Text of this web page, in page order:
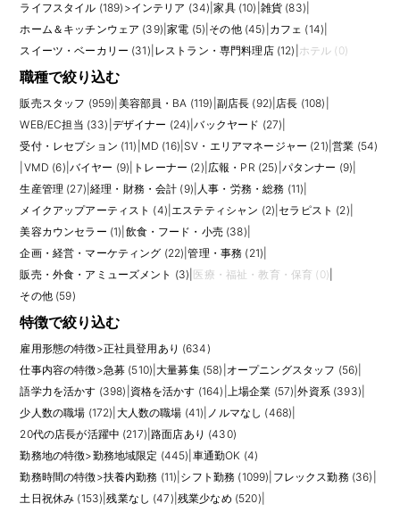
ライフスタイル (189) >インテリア (34) |家具 (10) 雑貨 (83)
ホーム＆キッチンウェア (39) |家電 (5) その他 (45) カフェ (14)
スイーツ・ベーカリー (31) レストラン・専門料理店 (12) ホテル (0)
職種で絞り込む
販売スタッフ (959) 美容部員・BA (119) 副店長 (92) 店長 (108)
WEB/EC担当 (33) デザイナー (24) |バックヤード (27)
受付・レセプション (11) MD (16) SV・エリアマネージャー (21) |営業 (54)
VMD (6) バイヤー (9) トレーナー (2) 広報・PR (25) パタンナー (9)
生産管理 (27) |経理・財務・会計 (9) 人事・労務・総務 (11)
メイクアップアーティスト (4) |エステティシャン (2) |セラピスト (2)
美容カウンセラー (1) 飲食・フード・小売 (38)
企画・経営・マーケティング (22) |管理・事務 (21)
販売・外食・アミューズメント (3) 医療・福祉・教育・保育 (0)
その他 (59)
特徴で絞り込む
雇用形態の特徴>正社員登用あり (634)
仕事内容の特徴>急募 (510) |大量募集 (58) オープニングスタッフ (56)
語学力を活かす (398) 資格を活かす (164) 上場企業 (57) |外資系 (393)
少人数の職場 (172) 大人数の職場 (41) ノルマなし (468)
20代の店長が活躍中 (217) |路面店あり (430)
勤務地の特徴>勤務地域限定 (445) 車通勤OK (4)
勤務時間の特徴>扶養内勤務 (11) シフト勤務 (1099) フレックス勤務 (36)
土日祝休み (153) |残業なし (47) 残業少なめ (520)